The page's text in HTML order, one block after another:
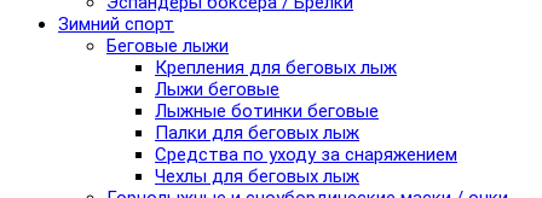
Зимний спорт
Беговые лыжи
Крепления для беговых лыж
Лыжи беговые
Лыжные ботинки беговые
Палки для беговых лыж
Средства по уходу за снаряжением
Чехлы для беговых лыж